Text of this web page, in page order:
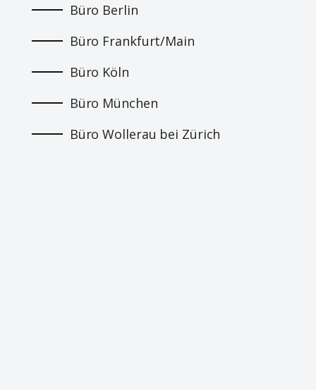
Büro Berlin
Büro Frankfurt/Main
Büro Köln
Büro München
Büro Wollerau bei Zürich